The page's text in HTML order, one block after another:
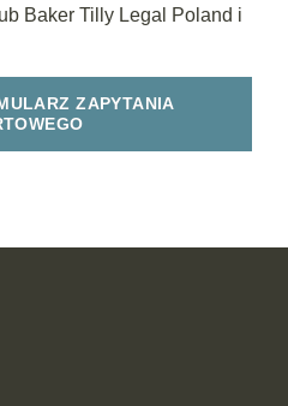
Baker Tilly Legal Poland i
ZAPYTANIA